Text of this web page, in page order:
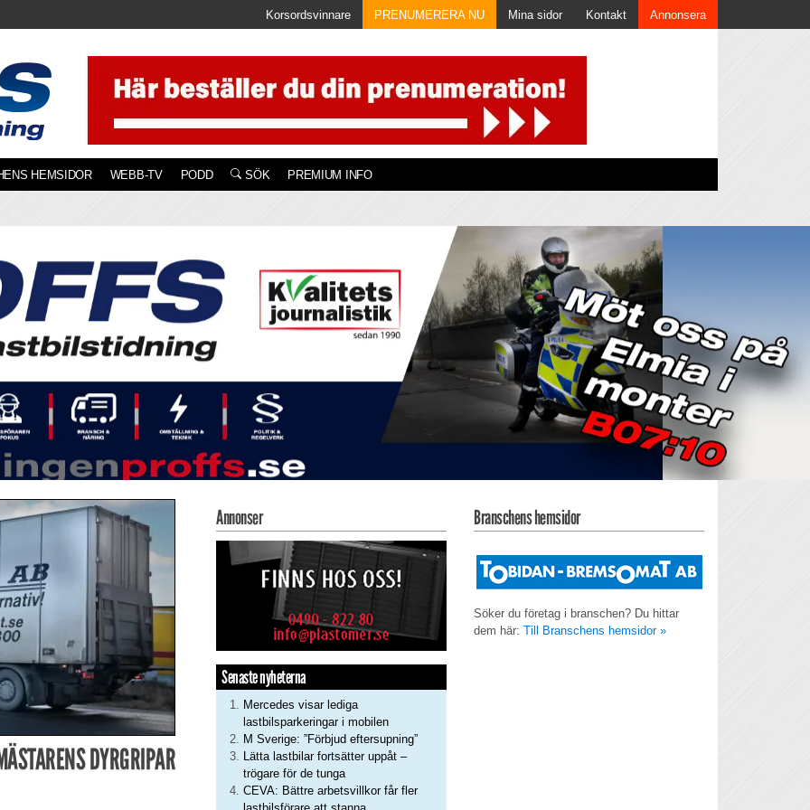
Korsordsvinnare PRENUMERERA NU Mina sidor Kontakt Annonsera
HEMSIDOR WEBB-TV PODD SÖK PREMIUM INFO
DYRGRIPAR
Annonser
Senaste nyheterna
Mercedes visar lediga
lastbilsparkeringar i mobilen
M Sverige: ”Förbjud eftersupning”
Lätta lastbilar fortsätter uppåt –
trögare för de tunga
CEVA: Bättre arbetsvillkor får fler
Branschens hemsidor
Söker du företag i branschen? Du hittar
dem här: Till Branschens hemsidor »